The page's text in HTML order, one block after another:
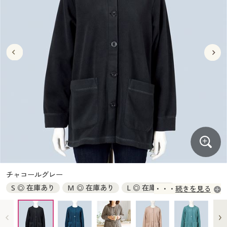
キッチン・雑貨・日用品
寝具・ベッド
カーテン・ラグ・ファブリック
美容・健康通販すべて
美容・健康・サプリメント
制服・スクール
制服・スクールすべて
制服・学生服
ジュニア・ティーンズ下着
大きいサイズ
大きいサイズ通販すべて
大きいサイズ レディース服
大きいサイズ レディース下着
大きいサイズ メンズ
大きいサイズ 事務・制服
バーゲンセール
シークレットセール
詳細検索
商品カテゴリ一覧
カタログ・チラシからのご注文
デジタルカタログ
カーテン・ラグ・ファブリック
美容・健康・サプリメント
制服・スクールすべて
制服・学生服
ジュニア・ティーンズ下着
大きいサイズ
大きいサイズ通販すべて
大きいサイズ レディース服
大きいサイズ レディース下着
大きいサイズ メンズ
大きいサイズ 事務・制服
バーゲンセール
シークレットセール
詳細検索
商品カテゴリ一覧
カタログ
カタログ・チラシからのご注文
カタログ無料プレゼント
会員メニュー
チャコールグレー
S ◎ 在庫あり
M ◎ 在庫あり
L ◎ 在庫あり
LL ◎ 在庫あり
3L ◎ 在庫あり
続きを見る